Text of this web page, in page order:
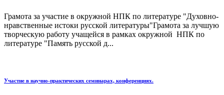
Грамота за участие в окружной НПК по литературе "Духовно-
нравственные истоки русской литературы"Грамота за лучшую
творческую работу учащейся в рамках окружной НПК по
литературе "Память русской д...
Участие в научно-практических семинарах, конференциях.